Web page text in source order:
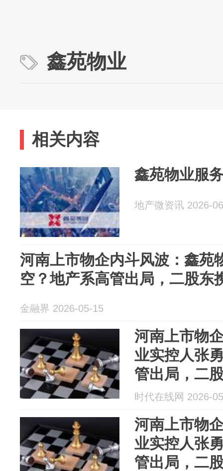
鑫苑物业
相关内容
鑫苑物业服
地产微资讯 2026-
河南上市物企内斗风波：鑫苑
空？地产系高管出局，二股东
金融界 2026-05-15
河南上市物
业实控人张
管出局，二
时代在线网 2026-
河南上市物
业实控人张
管出局，二